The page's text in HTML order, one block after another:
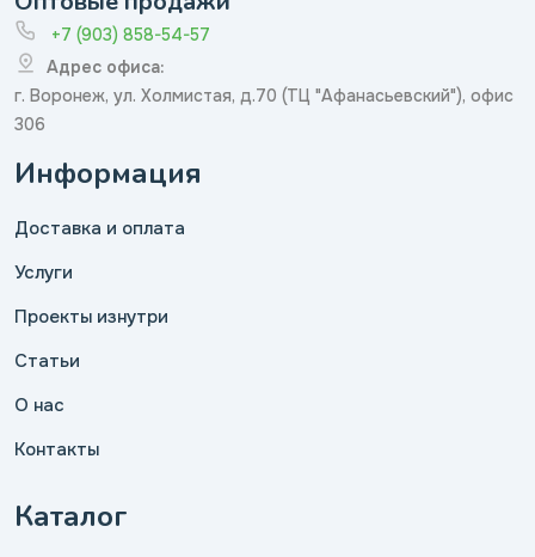
+7 (903) 858-54-57
Адрес офиса:
г. Воронеж, ул. Холмистая, д.70 (ТЦ "Афанасьевский"), офис
306
Информация
Доставка и оплата
Услуги
Проекты изнутри
Статьи
О нас
Контакты
Каталог